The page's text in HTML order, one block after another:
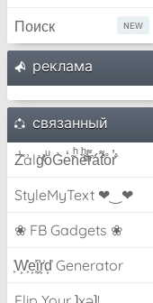
Поиск
pеклама
связанный
Z̾̽ảlg̀͐ͭ̽oͧG̀e̒̃nͪȅͪͫ̏̐r͌̑á͑t͌̑͛o̊r̓̐
StyleMyText ❤‿❤
❀ FB Gadgets ❀
͕͗W͕͕͗͗e͕͕͗͗i͕͕͗͗r͕͗d͕͗ Generator